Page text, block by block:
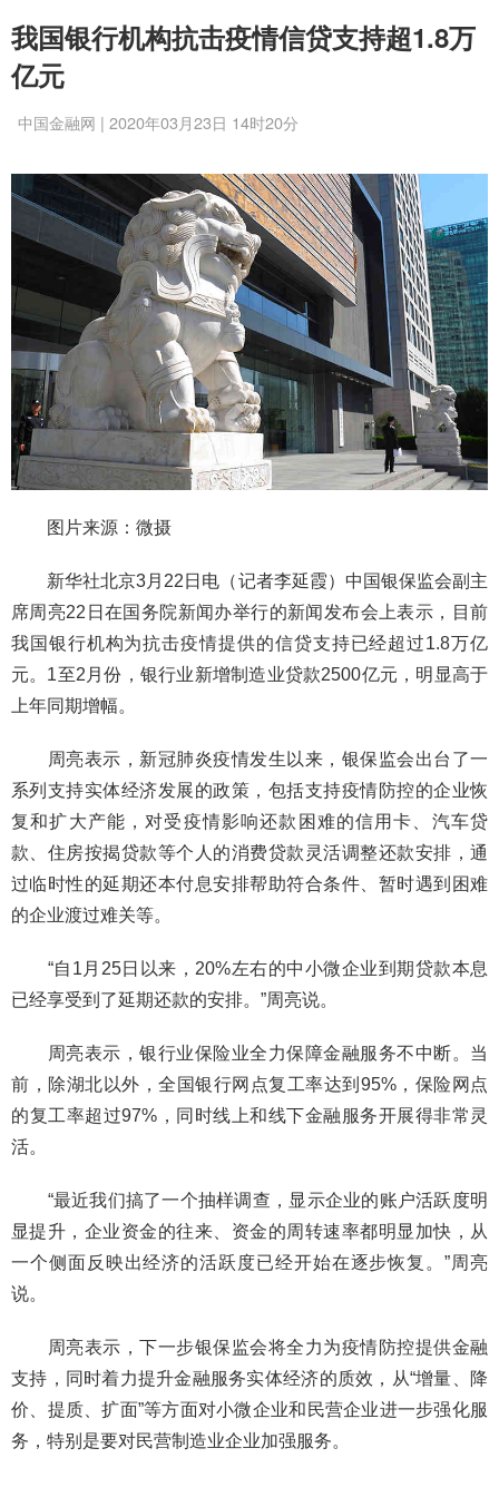
我国银行机构抗击疫情信贷支持超1.8万
亿元
中国金融网 | 2020年03月23日 14时20分
图片来源：微摄
新华社北京3月22日电（记者李延霞）中国银保监会副主
席周亮22日在国务院新闻办举行的新闻发布会上表示，目前
我国银行机构为抗击疫情提供的信贷支持已经超过1.8万亿
元。1至2月份，银行业新增制造业贷款2500亿元，明显高于
上年同期增幅。
周亮表示，新冠肺炎疫情发生以来，银保监会出台了一
系列支持实体经济发展的政策，包括支持疫情防控的企业恢
复和扩大产能，对受疫情影响还款困难的信用卡、汽车贷
款、住房按揭贷款等个人的消费贷款灵活调整还款安排，通
过临时性的延期还本付息安排帮助符合条件、暂时遇到困难
的企业渡过难关等。
“自1月25日以来，20%左右的中小微企业到期贷款本息
已经享受到了延期还款的安排。”周亮说。
周亮表示，银行业保险业全力保障金融服务不中断。当
前，除湖北以外，全国银行网点复工率达到95%，保险网点
的复工率超过97%，同时线上和线下金融服务开展得非常灵
活。
“最近我们搞了一个抽样调查，显示企业的账户活跃度明
显提升，企业资金的往来、资金的周转速率都明显加快，从
一个侧面反映出经济的活跃度已经开始在逐步恢复。”周亮
说。
周亮表示，下一步银保监会将全力为疫情防控提供金融
支持，同时着力提升金融服务实体经济的质效，从“增量、降
价、提质、扩面”等方面对小微企业和民营企业进一步强化服
务，特别是要对民营制造业企业加强服务。